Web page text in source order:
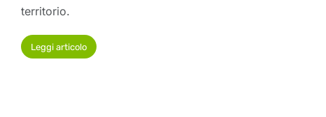
territorio.
Leggi articolo